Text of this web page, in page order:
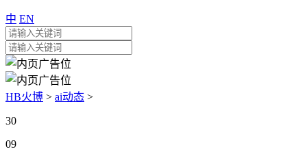
中 EN
HB火博 > ai动态 >
30
09